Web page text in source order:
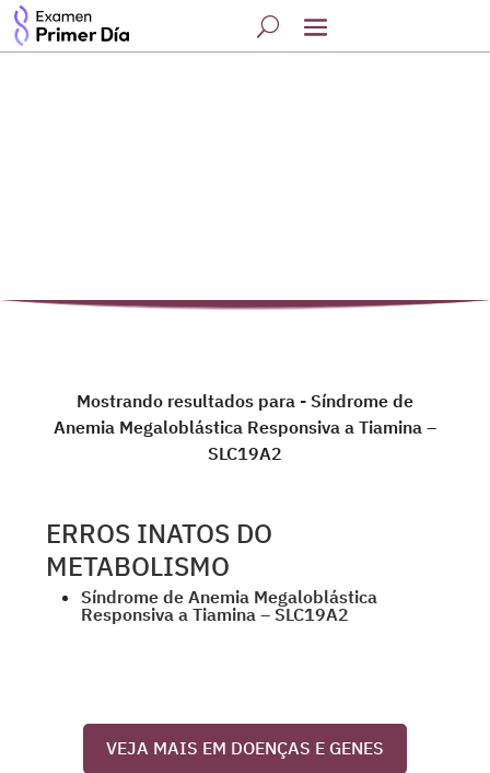
Mostrando resultados para - Síndrome de
Anemia Megaloblástica Responsiva a Tiamina –
SLC19A2
ERROS INATOS DO
METABOLISMO
Síndrome de Anemia Megaloblástica
Responsiva a Tiamina – SLC19A2
VEJA MAIS EM DOENÇAS E GENES